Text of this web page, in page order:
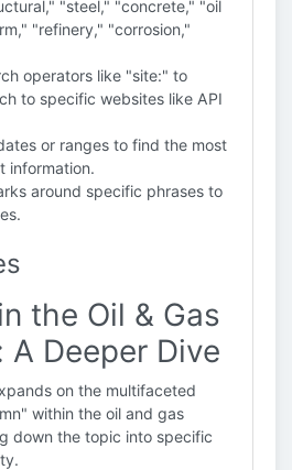
"steel," "concrete," "oil
"refinery," "corrosion,"
operators like "site:" to
to specific websites like API
or ranges to find the most
information.
around specific phrases to
the Oil & Gas
A Deeper Dive
on the multifaceted
within the oil and gas
down the topic into specific